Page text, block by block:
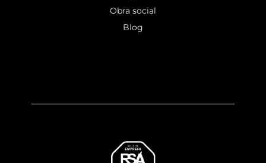
Obra social
Blog